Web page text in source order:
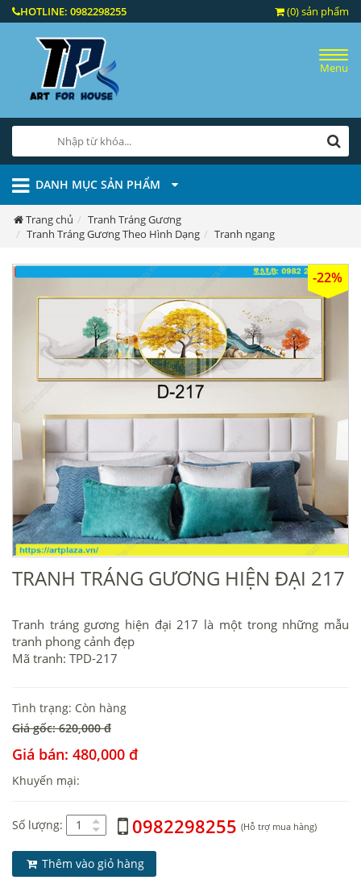
HOTLINE: 0982298255 (0) sản phẩm
Menu
DANH MỤC SẢN PHẨM
Trang chủ
Tranh Tráng Gương
Tranh Tráng Gương Theo Hình Dạng
Tranh ngang
-22%
TRANH TRÁNG GƯƠNG HIỆN ĐẠI 217
Tranh tráng gương hiện đại 217 là một trong những mẫu
tranh phong cảnh đẹp
Mã tranh: TPD-217
Tình trạng: Còn hàng
Giá gốc: 620,000 đ
Giá bán: 480,000 đ
Khuyến mại:
Số lượng: 0982298255 (Hỗ trợ mua hàng)
Thêm vào giỏ hàng